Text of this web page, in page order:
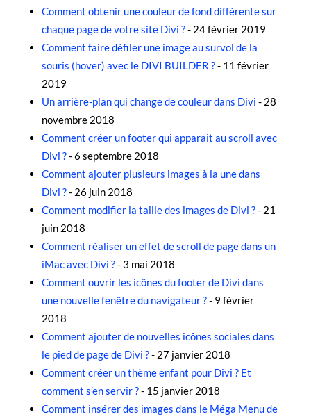
Comment obtenir une couleur de fond différente sur
chaque page de votre site Divi ?- 24 février 2019
Comment faire défiler une image au survol de la
souris (hover) avec le DIVI BUILDER ?- 11 février
2019
Un arrière-plan qui change de couleur dans Divi - 28
novembre 2018
Comment créer un footer qui apparait au scroll avec
Divi ?- 6 septembre 2018
Comment ajouter plusieurs images à la une dans
Divi ?- 26 juin 2018
Comment modifier la taille des images de Divi ?- 21
juin 2018
Comment réaliser un effet de scroll de page dans un
iMac avec Divi ?- 3 mai 2018
Comment ouvrir les icônes du footer de Divi dans
une nouvelle fenêtre du navigateur ?- 9 février
2018
Comment ajouter de nouvelles icônes sociales dans
le pied de page de Divi ?- 27 janvier 2018
Comment créer un thème enfant pour Divi ? Et
comment s’en servir ?- 15 janvier 2018
Comment insérer des images dans le Méga Menu de